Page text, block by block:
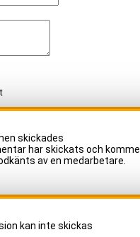
skickades
har skickats och
av en medarbetare.
kan inte skickas